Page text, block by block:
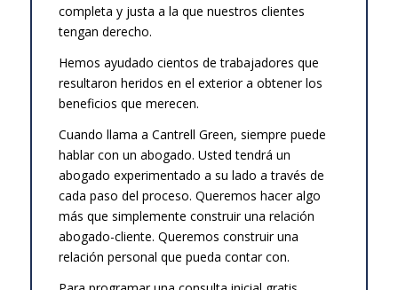
completa y justa a la que nuestros clientes
tengan derecho.
Hemos ayudado cientos de trabajadores que
resultaron heridos en el exterior a obtener los
beneficios que merecen.
Cuando llama a Cantrell Green, siempre puede
hablar con un abogado. Usted tendrá un
abogado experimentado a su lado a través de
cada paso del proceso. Queremos hacer algo
más que simplemente construir una relación
abogado-cliente. Queremos construir una
relación personal que pueda contar con.